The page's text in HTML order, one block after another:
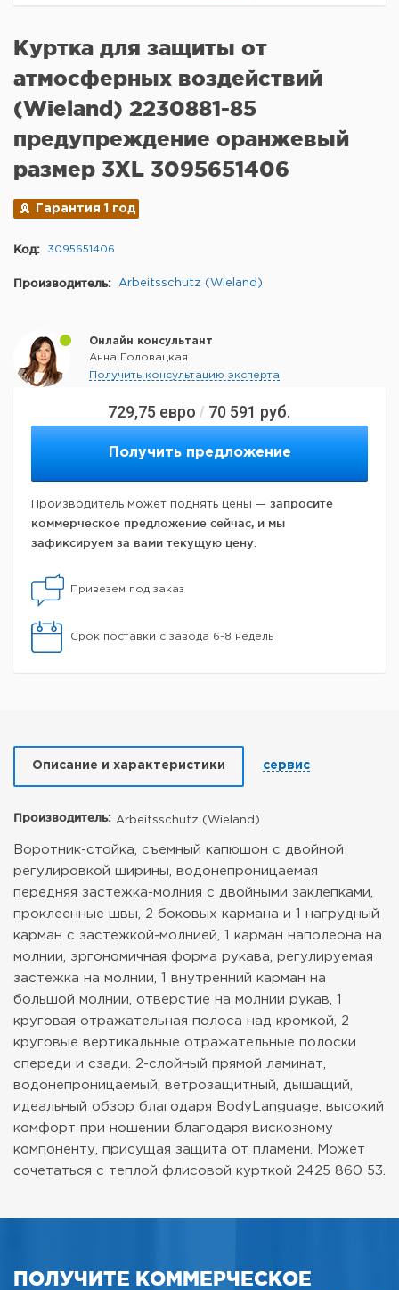
729,75 евро / 70 591 руб.
Получить предложение
Производитель может поднять цены — запросите
коммерческое предложение сейчас, и мы
зафиксируем за вами текущую цену.
Привезем под заказ
Срок поставки с завода 6-8 недель
Куртка для защиты от
атмосферных воздействий
(Wieland) 2230881-85
предупреждение оранжевый
размер 3XL 3095651406
Гарантия 1 год
Код: 3095651406
Производитель: Arbeitsschutz (Wieland)
Онлайн консультант
Анна Головацкая
Получить консультацию эксперта
Описание и характеристики сервис
Производитель: Arbeitsschutz (Wieland)
Воротник-стойка, съемный капюшон с двойной
регулировкой ширины, водонепроницаемая
передняя застежка-молния с двойными заклепками,
проклеенные швы, 2 боковых кармана и 1 нагрудный
карман с застежкой-молнией, 1 карман наполеона на
молнии, эргономичная форма рукава, регулируемая
застежка на молнии, 1 внутренний карман на
большой молнии, отверстие на молнии рукав, 1
круговая отражательная полоса над кромкой, 2
круговые вертикальные отражательные полоски
спереди и сзади. 2-слойный прямой ламинат,
водонепроницаемый, ветрозащитный, дышащий,
идеальный обзор благодаря BodyLanguage, высокий
комфорт при ношении благодаря вискозному
компоненту, присущая защита от пламени. Может
сочетаться с теплой флисовой курткой 2425 860 53.
ПОЛУЧИТЕ КОММЕРЧЕСКОЕ